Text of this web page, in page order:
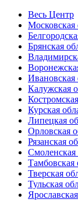
Весь Центр
Московская
Брянская
Ивановская
Калужская
Курская
Липецкая
Орловская
Рязанская
Смоленская
Тамбовская
Тверская
Тульская